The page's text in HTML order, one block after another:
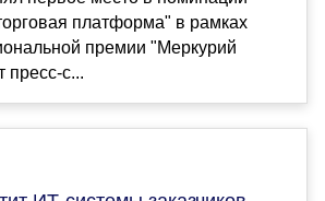
платформа" в рамках
премии "Меркурий
пресс-с...